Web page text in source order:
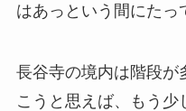
はあっという間にたっ
長谷寺の境内は階段が
こうと思えば、もう